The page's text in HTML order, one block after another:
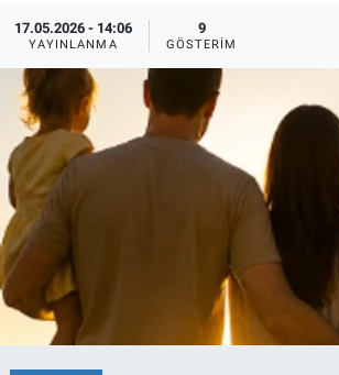
17.05.2026 - 14:06
YAYINLANMA
9
GÖSTERIM
Magazin
Tüm Haberler
İletişim
Trafik Durumu
Süper Lig Puan Durumu ve Fikstür
Tüm Manşetler
Haber Arşivi